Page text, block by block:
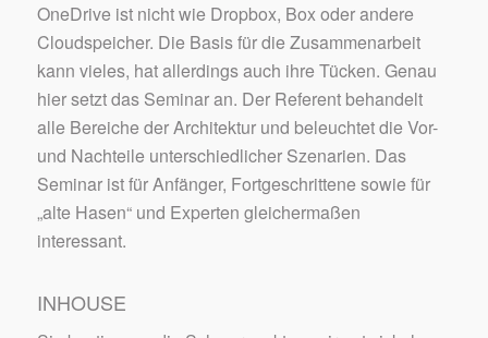
OneDrive ist nicht wie Dropbox, Box oder andere
Cloudspeicher. Die Basis für die Zusammenarbeit
kann vieles, hat allerdings auch ihre Tücken. Genau
hier setzt das Seminar an. Der Referent behandelt
alle Bereiche der Architektur und beleuchtet die Vor-
und Nachteile unterschiedlicher Szenarien. Das
Seminar ist für Anfänger, Fortgeschrittene sowie für
„alte Hasen“ und Experten gleichermaßen
interessant.
INHOUSE